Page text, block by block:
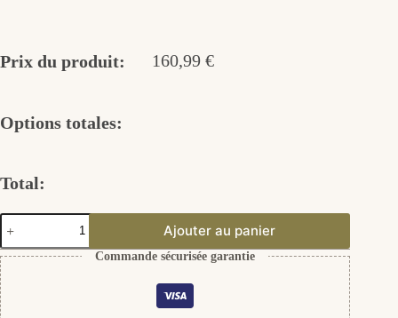
Prix du produit: 160,99 €
Options totales:
Total:
quantité
de
Set
Zoe
aus
925er
Silber
Ajouter au panier
Commande sécurisée garantie